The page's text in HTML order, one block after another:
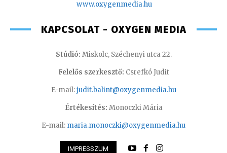
www.oxygenmedia.hu
KAPCSOLAT - OXYGEN MEDIA
Stúdió: Miskolc, Széchenyi utca 22.
Felelős szerkesztő: Csrefkó Judit
E-mail:judit.balint@oxygenmedia.hu
Értékesítés: Monoczki Mária
E-mail: maria.monoczki@oxygenmedia.hu
IMPRESSZUM